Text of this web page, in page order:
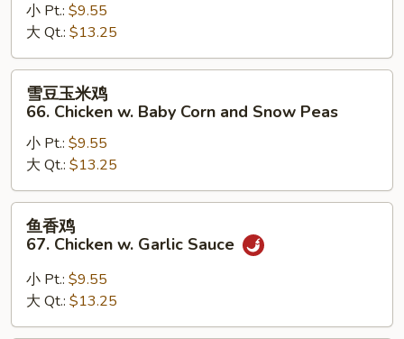
65.
Chicken
with
Snow
Peas
小 Pt.: $9.55
大 Qt.: $13.25
66.
Chicken
Baby
Corn
and
雪豆玉米鸡
66. Chicken w. Baby Corn and Snow Peas
小 Pt.: $9.55
大 Qt.: $13.25
67.
Chicken
w.
鱼香鸡
67. Chicken w. Garlic Sauce
小 Pt.: $9.55
大 Qt.: $13.25